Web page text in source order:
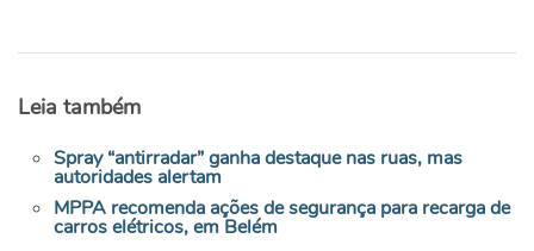
Leia também
Spray “antirradar” ganha destaque nas ruas, mas
autoridades alertam
MPPA recomenda ações de segurança para recarga de
carros elétricos, em Belém